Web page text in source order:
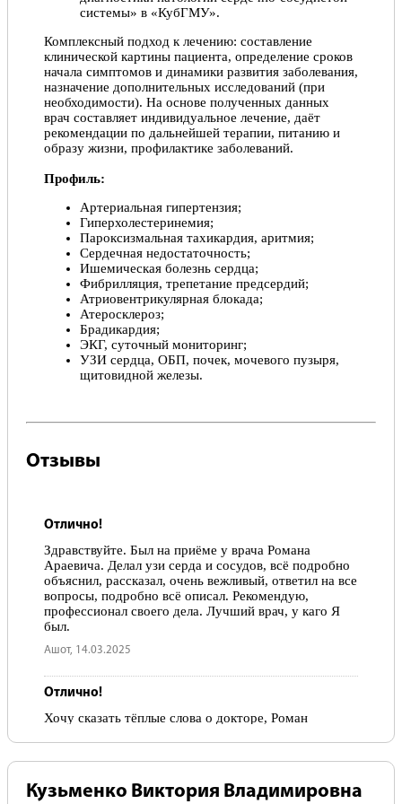
приветливость. Я, Ярошевич Елена Викторовна и
ЦСМ №2, обращаемся со своими невзгодами и
болячками к врачам. Произошла неблагоприятная
ситуация. 15 апреля 2020 года я обратилась с утра в
ЦСМ №2 — прием вела доктор Ушакова Мария
Петровна (до этого я стояла на учете у другого
терапевта). Отеки нижних конечностей, отек живота,
дыхательных путей, одышка, я не могла дышать.
Проведя электрокардиографические исследования,
отправила меня в стационар. В стационарное
«инфаркт». В настоящее время прохожу лечение и
стою на учете в НИИ Кардиологии. Прошу вас
сказать спасибо от моего имени доктору Ушаковой
Марии Петровне за то, что она спасла меня от
смерти и присвоить ей степень Доктора
медицинских наук.
Ярошевич Елена Викторовна, 11.06.2020
Отлично!
Мария Петровна очень отзывчивый и
системы» в «КубГМУ».
Комплексный подход к лечению: составление
клинической картины пациента, определение сроков
начала симптомов и динамики развития заболевания,
назначение дополнительных исследований (при
необходимости). На основе полученных данных
врач составляет индивидуальное лечение, даёт
рекомендации по дальнейшей терапии, питанию и
образу жизни, профилактике заболеваний.
Профиль:
Артериальная гипертензия;
Гиперхолестеринемия;
Пароксизмальная тахикардия, аритмия;
Сердечная недостаточность;
Ишемическая болезнь сердца;
Фибрилляция, трепетание предсердий;
Атриовентрикулярная блокада;
Атеросклероз;
Брадикардия;
ЭКГ, суточный мониторинг;
УЗИ сердца, ОБП, почек, мочевого пузыря,
щитовидной железы.
Отзывы
Отлично!
Здравствуйте. Был на приëме у врача Романа
Араевича. Делал узи серда и сосудов, всë подробно
объяснил, рассказал, очень вежливый, ответил на все
вопросы, подробно всë описал. Рекомендую,
профессионал своего дела. Лучший врач, у каго Я
был.
Ашот, 14.03.2025
Отлично!
Хочу сказать тёплые слова о докторе, Роман
молодой возраст). Довольно убедительно и понятно,
(Ситуация не простая) Спасибо Вам большое. Удачи
Кузьменко Виктория Владимировна